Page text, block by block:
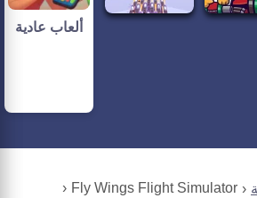
Fly Wings Flight Simulator
ألعاب عادية